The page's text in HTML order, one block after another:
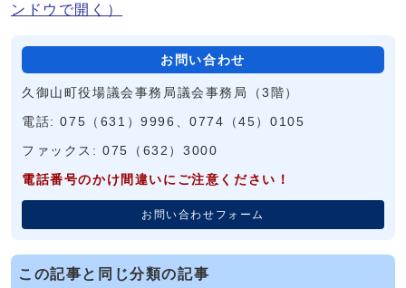
ンドウで開く）
お問い合わせ
久御山町役場議会事務局議会事務局（3階）
電話: 075（631）9996、0774（45）0105
ファックス: 075（632）3000
電話番号のかけ間違いにご注意ください！
お問い合わせフォーム
この記事と同じ分類の記事